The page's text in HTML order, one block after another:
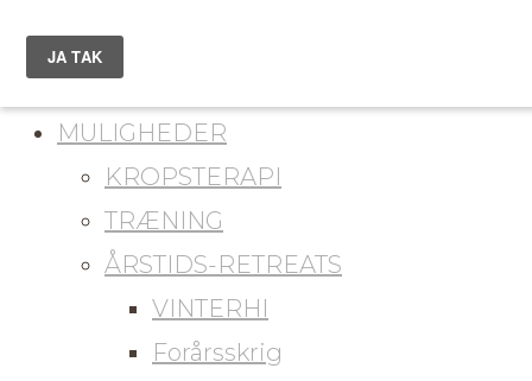
du er her
MULIGHEDER
KROPSTERAPI
TRÆNING
ÅRSTIDS-RETREATS
VINTERHI
Forårsskrig